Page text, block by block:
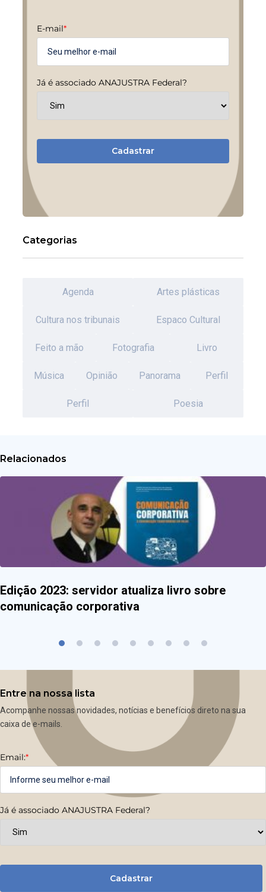
E-mail*
Já é associado ANAJUSTRA Federal?
Cadastrar
Categorias
Agenda Artes plásticas
Cultura nos tribunais Espaco Cultural
Feito a mão Fotografia Livro
Música Opinião Panorama Perfil
Perfil Poesia
Relacionados
Edição 2023: servidor atualiza livro sobre
comunicação corporativa
Entre na nossa lista
Acompanhe nossas novidades, notícias e benefícios direto na sua
caixa de e-mails.
Email:*
Já é associado ANAJUSTRA Federal?
Cadastrar